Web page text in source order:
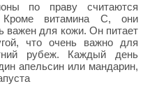
по праву считаются
Кроме витамина С, они
важен для кожи. Он питает
что очень важно для
рубеж. Каждый день
апельсин или мандарин,